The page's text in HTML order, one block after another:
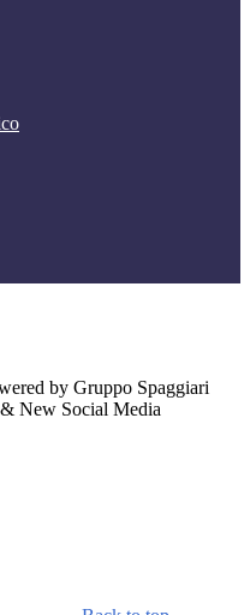
by Gruppo Spaggiari
New Social Media